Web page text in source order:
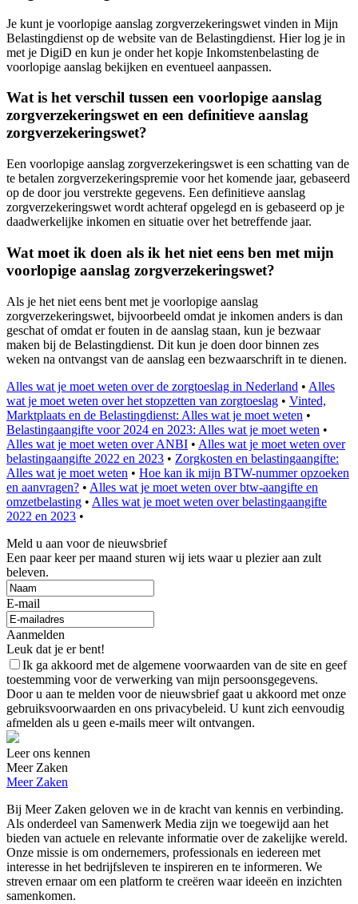
Je kunt je voorlopige aanslag zorgverzekeringswet vinden in Mijn
Belastingdienst op de website van de Belastingdienst. Hier log je in
met je DigiD en kun je onder het kopje Inkomstenbelasting de
voorlopige aanslag bekijken en eventueel aanpassen.
Wat is het verschil tussen een voorlopige aanslag
zorgverzekeringswet en een definitieve aanslag
zorgverzekeringswet?
Een voorlopige aanslag zorgverzekeringswet is een schatting van de
te betalen zorgverzekeringspremie voor het komende jaar, gebaseerd
op de door jou verstrekte gegevens. Een definitieve aanslag
zorgverzekeringswet wordt achteraf opgelegd en is gebaseerd op je
daadwerkelijke inkomen en situatie over het betreffende jaar.
Wat moet ik doen als ik het niet eens ben met mijn
voorlopige aanslag zorgverzekeringswet?
Als je het niet eens bent met je voorlopige aanslag
zorgverzekeringswet, bijvoorbeeld omdat je inkomen anders is dan
geschat of omdat er fouten in de aanslag staan, kun je bezwaar
maken bij de Belastingdienst. Dit kun je doen door binnen zes
weken na ontvangst van de aanslag een bezwaarschrift in te dienen.
Alles wat je moet weten over de zorgtoeslag in Nederland • Alles
wat je moet weten over het stopzetten van zorgtoeslag • Vinted,
Marktplaats en de Belastingdienst: Alles wat je moet weten •
Belastingaangifte voor 2024 en 2023: Alles wat je moet weten •
Alles wat je moet weten over ANBI • Alles wat je moet weten over
belastingaangifte 2022 en 2023 • Zorgkosten en belastingaangifte:
Alles wat je moet weten • Hoe kan ik mijn BTW-nummer opzoeken
en aanvragen? • Alles wat je moet weten over btw-aangifte en
omzetbelasting • Alles wat je moet weten over belastingaangifte
2022 en 2023 •
Meld u aan voor de nieuwsbrief
Een paar keer per maand sturen wij iets waar u plezier aan zult
beleven.
E-mail
Aanmelden
Leuk dat je er bent!
Ik ga akkoord met de algemene voorwaarden van de site en geef
toestemming voor de verwerking van mijn persoonsgegevens.
Door u aan te melden voor de nieuwsbrief gaat u akkoord met onze
gebruiksvoorwaarden en ons privacybeleid. U kunt zich eenvoudig
afmelden als u geen e-mails meer wilt ontvangen.
Leer ons kennen
Meer Zaken
Meer Zaken
Bij Meer Zaken geloven we in de kracht van kennis en verbinding.
Als onderdeel van Samenwerk Media zijn we toegewijd aan het
bieden van actuele en relevante informatie over de zakelijke wereld.
Onze missie is om ondernemers, professionals en iedereen met
interesse in het bedrijfsleven te inspireren en te informeren. We
streven ernaar om een platform te creëren waar ideeën en inzichten
samenkomen.